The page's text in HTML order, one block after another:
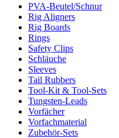
PVA-Beutel/Schnur
Rig Aligners
Rig Boards
Rings
Safety Clips
Schläuche
Sleeves
Tail Rubbers
Tool-Kit & Tool-Sets
Tungsten-Leads
Vorfächer
Vorfachmaterial
Zubehör-Sets